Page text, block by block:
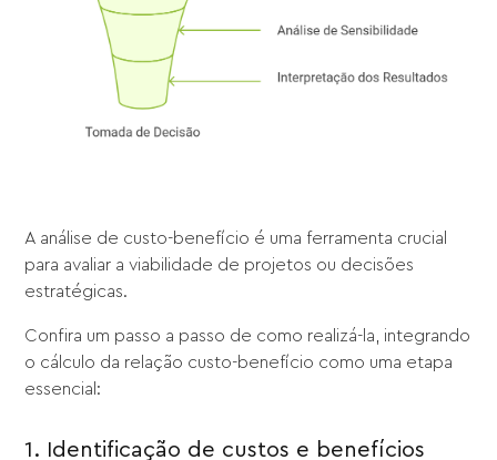
A análise de custo-benefício é uma ferramenta crucial
para avaliar a viabilidade de projetos ou decisões
estratégicas.
Confira um passo a passo de como realizá-la, integrando
o cálculo da relação custo-benefício como uma etapa
essencial:
1. Identificação de custos e benefícios